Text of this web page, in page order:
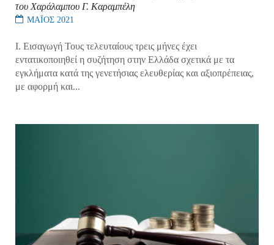
του Χαράλαμπου Γ. Καραμπέλη
ΜΑΪΟΣ 2021
Ι. Εισαγωγή Τους τελευταίους τρεις μήνες έχει
εντατικοποιηθεί η συζήτηση στην Ελλάδα σχετικά με τα
εγκλήματα κατά της γενετήσιας ελευθερίας και αξιοπρέπειας,
με αφορμή και...